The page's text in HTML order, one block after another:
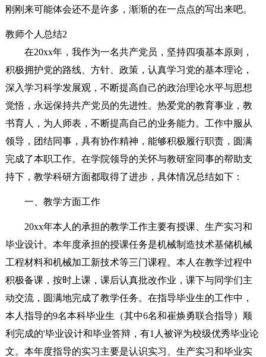
刚刚来可能体会还不是许多，渐渐的在一点点的写出来吧。
教师个人总结2
在20xx年，我作为一名共产党员，坚持四项基本原则，
积极拥护党的路线、方针、政策，认真学习党的基本理论，
深入学习科学发展观，不断提高自己的政治理论水平与思想
觉悟，永远保持共产党员的先进性。热爱党的教育事业，教
书育人，为人师表，不断提高自己的业务能力。工作中服从
领导，团结同事，具有协作精神，能够积极履行职责，圆满
完成了本职工作。在学院领导的关怀与教研室同事的帮助支
持下，教学科研方面都取得了进步，具体情况总结如下：
一、教学方面工作
20xx年本人的承担的教学工作主要有授课、生产实习和
毕业设计。本年度承担的授课任务是机械制造技术基储机械
工程材料和机械加工新技术等三门课程。本人在教学过程中
积极备课，按时上课，课后认真批改作业，课下与同学们主
动交流，圆满地完成了教学任务。在指导毕业生的工作中，
本人指导的9名本科毕业生（其中6名和崔焕勇联合指导）顺
利完成的'毕业设计和毕业答辩，有1人被评为校级优秀毕业论
文。本年度指导的实习主要是认识实习、生产实习和毕业实